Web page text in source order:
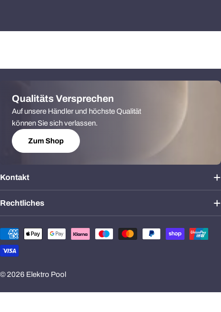
Qualitäts Versprechen
Auf unsere Händler und höchste Qualität
können Sie sich verlassen.
Zum Shop
Kontakt
Rechtliches
Zahlungsmethoden
© 2026 Elektro Pool